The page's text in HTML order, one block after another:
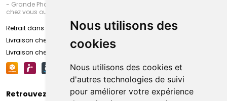
Nous utilisons des
cookies
Nous utilisons des cookies et
d'autres technologies de suivi
pour améliorer votre expérience
- Grande Pharmacie d’Amiens (Fachon) ou recevez-là rapidement
chez vous ou en point retrait
Retrait dans la pharmacie d’Amiens
Livraison chez vous
Livraison chez votre commerçant
Retrouvez-nous sur vos réseaux sociaux